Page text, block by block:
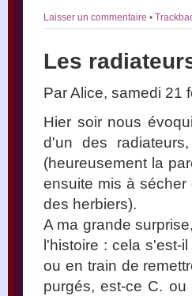
Laisser un commentaire •
Les
Par Alice, samedi 21
Hier soir nous
d'un des
(heureusement la
ensuite mis à
des herbiers).
A ma grande
l'histoire : cela s'est-
ou en train de
purgés, est-ce C.